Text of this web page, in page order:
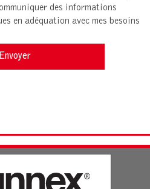
des informations
en adéquation avec mes besoins